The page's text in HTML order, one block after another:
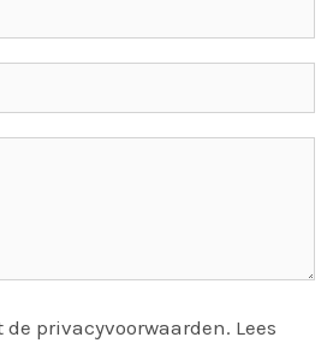
privacyvoorwaarden. Lees